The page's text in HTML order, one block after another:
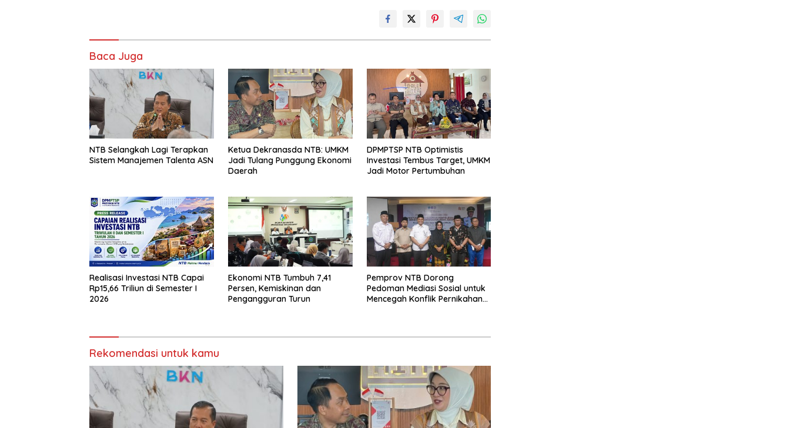
Baca Juga
NTB Selangkah Lagi Terapkan
Sistem Manajemen Talenta ASN
Ketua Dekranasda NTB: UMKM
Jadi Tulang Punggung Ekonomi
Daerah
DPMPTSP NTB Optimistis
Investasi Tembus Target, UMKM
Jadi Motor Pertumbuhan
Realisasi Investasi NTB Capai
Rp15,66 Triliun di Semester I
2026
Ekonomi NTB Tumbuh 7,41
Persen, Kemiskinan dan
Pengangguran Turun
Pemprov NTB Dorong
Pedoman Mediasi Sosial untuk
Mencegah Konflik Pernikahan
Rekomendasi untuk kamu